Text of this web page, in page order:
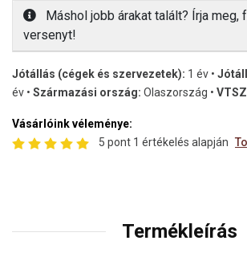
Máshol jobb árakat talált? Írja meg,
versenyt!
Jótállás (cégek és szervezetek): 1 év •
év • Származási ország: Olaszország •
Vásárlóink véleménye:
5 pont 1 értékelés alapján
Termékleírás